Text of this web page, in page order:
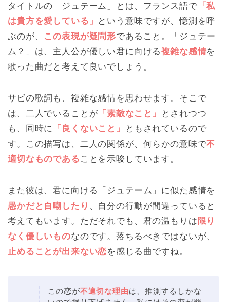
タイトルの「ジュテーム」とは、フランス語で 「私
は貴方を愛している」
という意味ですが、憶測を呼
ぶのが、 この表現が疑問形であること。「ジュテー
ム？」は、主人公が優しい君に向ける複雑な感情を
歌った曲だと考えて良いでしょう。
サビの歌詞も、複雑な感情を思わせます。そこで
は、二人でいることが 「素敵なこと」
とされつつ
も、同時に
「良くないこと」
ともされているので
す。この描写は、二人の関係が、何らかの意味で不
適切なものである ことを示唆しています。
また彼は、君に向ける「ジュテーム」に似た感情を
愚かだと自嘲したり 、自分の行動が間違っていると
考えてもいます。ただそれでも、君の温もりは 限り
なく優しいものなのです。落ちるべきではないが、
止めることが出来ない恋を感じる曲ですね。
この恋が不適切な理由は、推測するしかな